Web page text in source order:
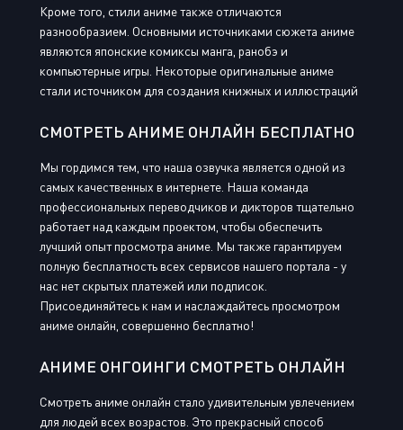
Кроме того, стили аниме также отличаются
разнообразием. Основными источниками сюжета аниме
являются японские комиксы манга, ранобэ и
компьютерные игры. Некоторые оригинальные аниме
стали источником для создания книжных и иллюстраций
СМОТРЕТЬ АНИМЕ ОНЛАЙН БЕСПЛАТНО
Мы гордимся тем, что наша озвучка является одной из
самых качественных в интернете. Наша команда
профессиональных переводчиков и дикторов тщательно
работает над каждым проектом, чтобы обеспечить
лучший опыт просмотра аниме. Мы также гарантируем
полную бесплатность всех сервисов нашего портала - у
нас нет скрытых платежей или подписок.
Присоединяйтесь к нам и наслаждайтесь просмотром
аниме онлайн, совершенно бесплатно!
АНИМЕ ОНГОИНГИ СМОТРЕТЬ ОНЛАЙН
Смотреть аниме онлайн стало удивительным увлечением
для людей всех возрастов. Это прекрасный способ